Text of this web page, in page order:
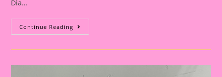
Dia…
Continue Reading Cartão
Lembrança
O
Pais